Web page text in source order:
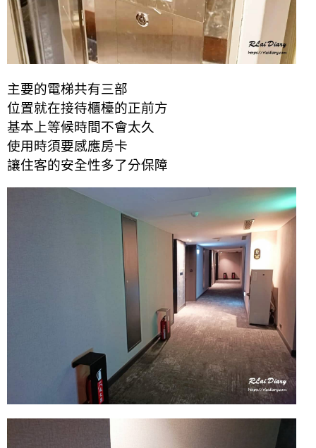
主要的電梯共有三部
位置就在接待櫃檯的正前方
基本上等候時間不會太久
使用時須要感應房卡
讓住客的安全性多了分保障